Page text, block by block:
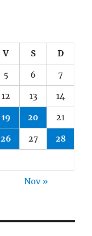
V S D
5 6 7
12 13 14
19 20 21
26 27 28
Nov »